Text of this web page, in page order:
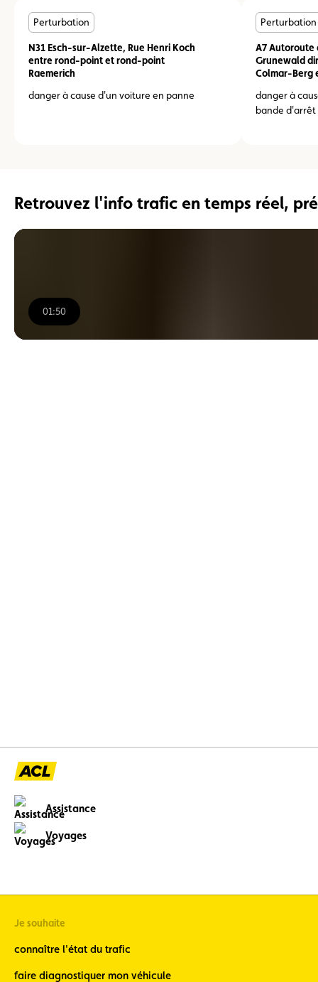
Perturbation
N31 Esch-sur-Alzette, Rue Henri Koch
entre rond-point et rond-point
Raemerich
danger à cause d'un voiture en panne
Perturbation
A7 Autoroute
Grunewald
Colmar-Berg
danger à
bande
Retrouvez l'info trafic en temps réel,
01:50
00:00/
Assistance
Voyages
Je souhaite
connaître l'état du trafic
faire diagnostiquer mon véhicule